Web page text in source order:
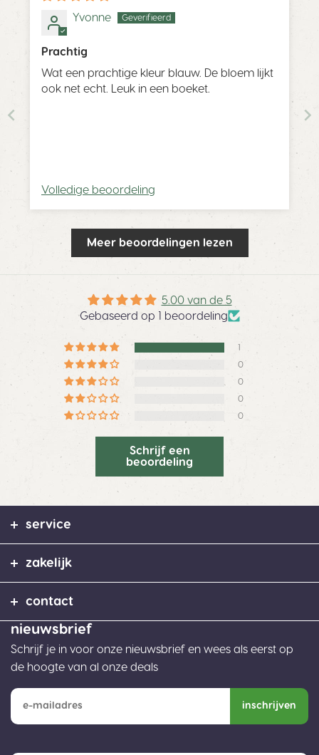
Yvonne
Prachtig
Wat een prachtige kleur blauw. De bloem lijkt
ook net echt. Leuk in een boeket.
Volledige beoordeling
Meer beoordelingen lezen
5.00 van de 5
Gebaseerd op 1 beoordeling
1
0
0
0
0
Schrijf een
beoordeling
nieuwsbrief
Schrijf je in voor onze nieuwsbrief en wees als eerst op
de hoogte van al onze deals
inschrijven
service
zakelijk
contact